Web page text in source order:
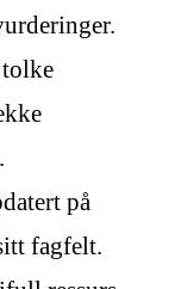
tolke
på
fagfelt.